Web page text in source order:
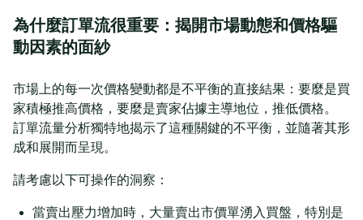
為什麼訂單流很重要：揭開市場動態和價格驅
動因素的面紗
市場上的每一次價格變動都是不平衡的直接結果：要麼是買
家積極推高價格，要麼是賣家佔據主導地位，推低價格。
訂單流量分析獨特地揭示了這種關鍵的不平衡，並隨著其形
成和展開而呈現。
請考慮以下可操作的洞察：
當賣出壓力增加時，大量賣出市價單湧入買盤，特別是